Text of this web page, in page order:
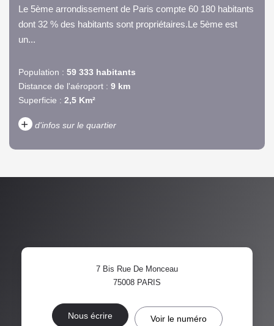
Le 5ème arrondissement de Paris compte 60 180 habitants
dont 32 % des habitants sont propriétaires.Le 5ème est
un...
Population : 59 333 habitants
Distance de l'aéroport : 9 km
Superficie : 2,5 Km²
+ d'infos sur le quartier
PART DES MÉNAGES SANS
VOITURE
DISTANCE DE L'AÉROPORT : SUPERFICIE :
7 Bis Rue De Monceau
75008 PARIS
Nous écrire Voir le numéro